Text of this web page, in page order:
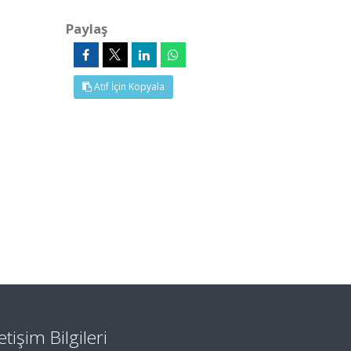
Paylaş
Atıf İçin Kopyala
Bilgileri